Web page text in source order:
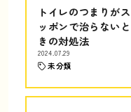
トイレのつまりがス
ッポンで治らないと
きの対処法
2024.07.29
未分類